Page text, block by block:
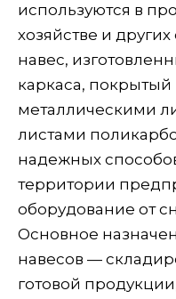
используются в
хозяйстве и
навес,
каркаса,
металлическими
листами
надежных
территории
оборудование от
Основное
навесов —
готовой